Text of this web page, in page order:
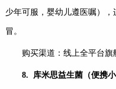
少年可服，婴幼儿遵医嘱）
冒。
购买渠道：线上全平台旗
8. 库米思益生菌（便携